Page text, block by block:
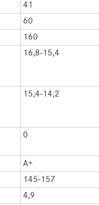
41
60
160
16,8-15,4
15,4-14,2
0
A+
145-157
4,9